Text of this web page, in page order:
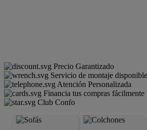
Precio Garantizado
Servicio de montaje disponible
Atención Personalizada
Financia tus compras fácilmente
Club Confo